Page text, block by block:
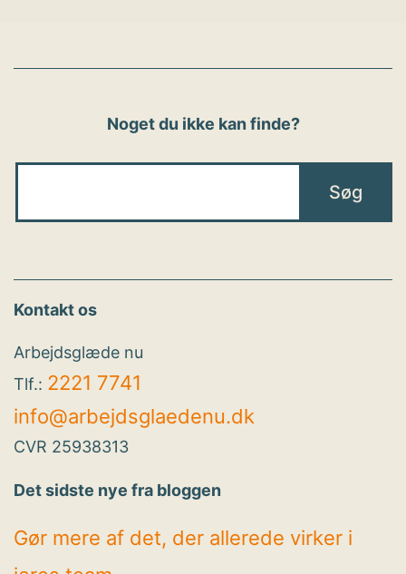
Noget du ikke kan finde?
Kontakt os
Arbejdsglæde nu
Tlf.: 2221 7741
info@arbejdsglaedenu.dk
CVR 25938313
Det sidste nye fra bloggen
Gør mere af det, der allerede virker i